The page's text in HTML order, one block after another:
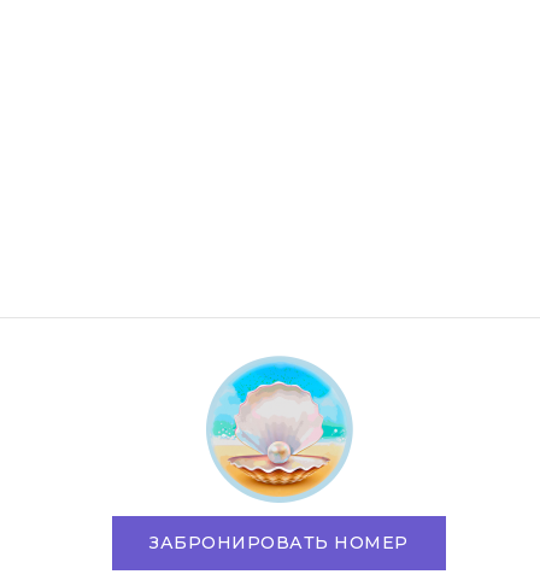
ЗАБРОНИРОВАТЬ НОМЕР